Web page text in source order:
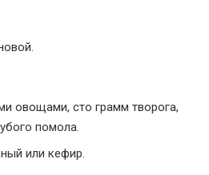
овощами, сто грамм творога,
помола.
или кефир.